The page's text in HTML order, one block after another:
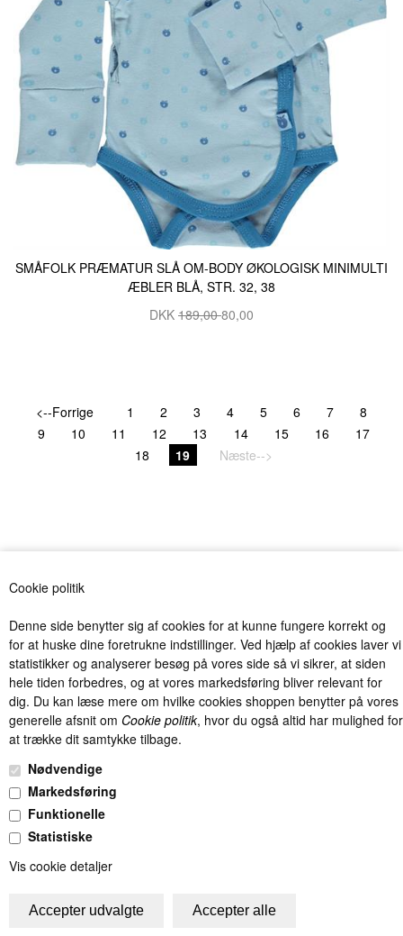
Cookie politik
Denne side benytter sig af cookies for at kunne fungere korrekt og
for at huske dine foretrukne indstillinger. Ved hjælp af cookies laver vi
statistikker og analyserer besøg på vores side så vi sikrer, at siden
hele tiden forbedres, og at vores markedsføring bliver relevant for
dig. Du kan læse mere om hvilke cookies shoppen benytter på vores
generelle afsnit om Cookie politik, hvor du også altid har mulighed for
at trække dit samtykke tilbage.
Nødvendige
Markedsføring
Funktionelle
Statistiske
Vis cookie detaljer
SMÅFOLK PRÆMATUR SLÅ OM-BODY ØKOLOGISK MINIMULTI
ÆBLER BLÅ, STR. 32, 38
DKK 189,0080,00
<--Forrige 1 2 3 4 5 6 7
8
9
10 11 12 13 14 15 16
17
18
19 Næste-->
Billig levering fra kun 40 kr. med Postnord og DAO og fri fragt over
1000 kr. (Gælder kun Danmark).
Unik Kids I/S - Møllevangen 7 - 8382 Hinnerup - Tlf.: 22486061 -
info@unik-kids.dk - CVR.: 28832494
Trustpilot - de bedste anmeldelser - skriv din anmeldelse på Truskpilot